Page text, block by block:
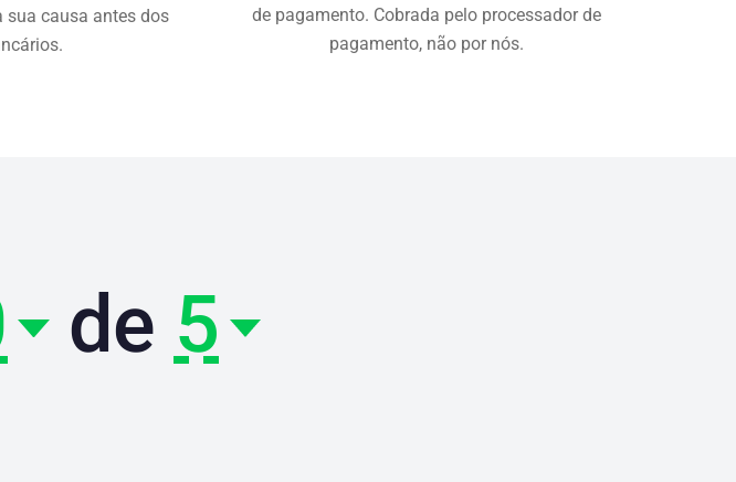
sua causa antes dos
de pagamento. Cobrada pelo processador de
pagamento, não por nós.
de 5